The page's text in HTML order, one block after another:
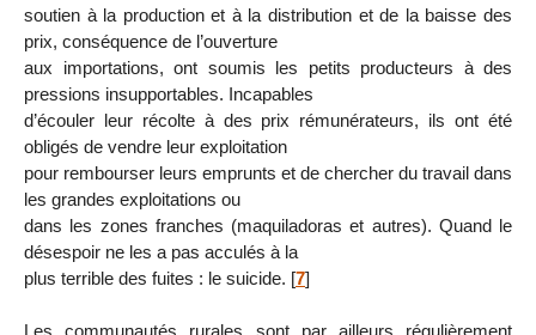
soutien à la production et à la distribution et de la baisse des
prix, conséquence de l’ouverture
aux importations, ont soumis les petits producteurs à des
pressions insupportables. Incapables
d’écouler leur récolte à des prix rémunérateurs, ils ont été
obligés de vendre leur exploitation
pour rembourser leurs emprunts et de chercher du travail dans
les grandes exploitations ou
dans les zones franches (maquiladoras et autres). Quand le
désespoir ne les a pas acculés à la
plus terrible des fuites : le suicide. [7]